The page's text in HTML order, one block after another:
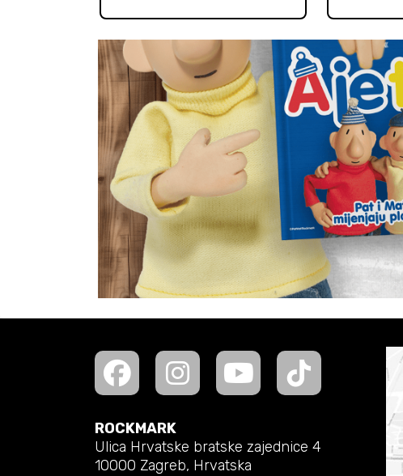
ROCKMARK
Ulica Hrvatske bratske zajednice 4
10000 Zagreb, Hrvatska